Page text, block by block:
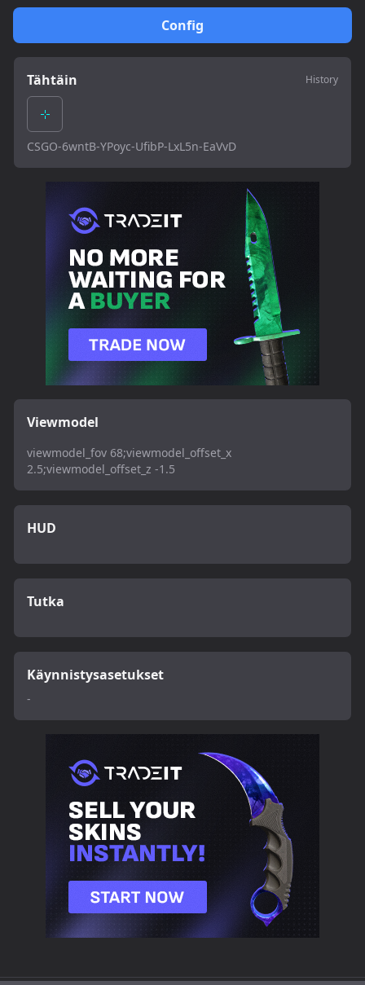
Config
Tähtäin History
CSGO-6wntB-YPoyc-UfibP-LxL5n-EaVvD
Viewmodel
viewmodel_fov 68;viewmodel_offset_x
2.5;viewmodel_offset_z -1.5
HUD
Tutka
Käynnistysasetukset
-